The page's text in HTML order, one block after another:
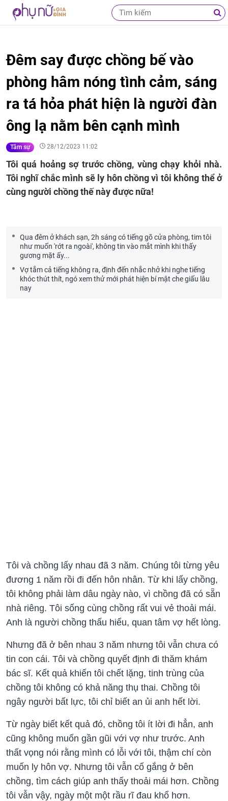
Đêm say được chồng bế vào
phòng hâm nóng tình cảm, sáng
ra tá hỏa phát hiện là người đàn
ông lạ nằm bên cạnh mình
Tâm sự 28/12/2023 11:02
Tôi quá hoảng sợ trước chồng, vùng chạy khỏi nhà.
Tôi nghĩ chắc mình sẽ ly hôn chồng vì tôi không thể ở
cùng người chồng thế này được nữa!
Qua đêm ở khách sạn, 2h sáng có tiếng gõ cửa phòng, tim tôi
như muốn 'rớt ra ngoài', không tin vào mắt mình khi thấy
gương mặt ấy...
Vợ tắm cả tiếng không ra, định đến nhắc nhở khi nghe tiếng
khóc thút thít, ngó xem thử mới phát hiện bí mật che giấu lâu
nay
Tôi và chồng lấy nhau đã 3 năm. Chúng tôi từng yêu
đương 1 năm rồi đi đến hôn nhân. Từ khi lấy chồng,
tôi không phải làm dâu ngày nào, vì chồng đã có sẵn
nhà riêng. Tôi sống cùng chồng rất vui vẻ thoải mái.
Anh là người chồng thấu hiểu, quan tâm vợ hết lòng.
Nhưng đã ở bên nhau 3 năm nhưng tôi vẫn chưa có
tin con cái. Tôi và chồng quyết định đi thăm khám
bác sĩ. Kết quả khiến tôi chết lặng, tinh trùng của
chồng tôi không có khả năng thụ thai. Chồng tôi
ngây người bất lực, tôi chỉ biết an ủi anh hết lời.
Từ ngày biết kết quả đó, chồng tôi ít lời đi hẳn, anh
cũng không muốn gần gũi với vợ như trước. Anh
thất vọng nói rằng mình có lỗi với tôi, thậm chí còn
muốn ly hôn vợ. Nhưng tôi vẫn cố gắng ở bên
chồng, tìm cách giúp anh thấy thoải mái hơn. Chồng
tôi vẫn vậy, ngày một một rầu rĩ đau khổ hơn.